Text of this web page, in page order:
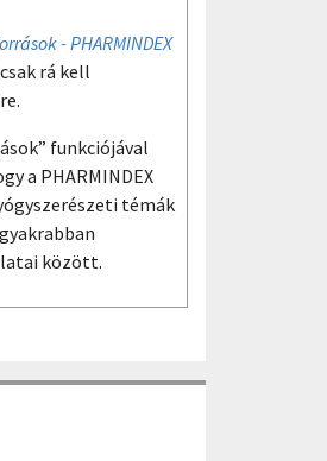
- PHARMINDEX
rá kell
funkciójával
a PHARMINDEX
témák
között.